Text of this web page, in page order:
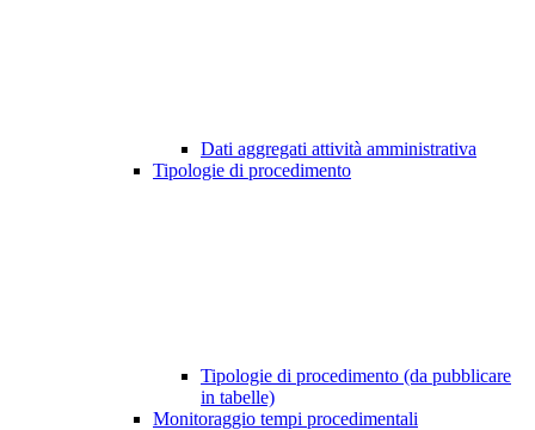
Dati aggregati attività amministrativa
Tipologie di procedimento
Tipologie di procedimento (da pubblicare
in tabelle)
Monitoraggio tempi procedimentali